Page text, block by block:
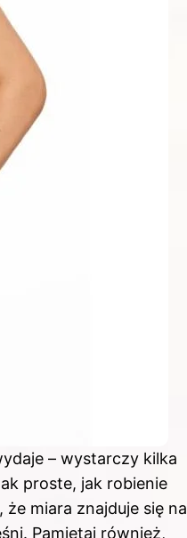
– wystarczy kilka
proste, jak robienie
miara znajduje się na
Pamiętaj również,